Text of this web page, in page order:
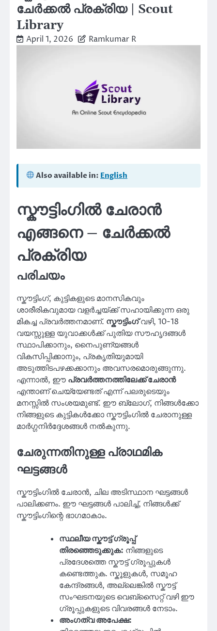
ചേർക്കൽ പ്രക്രിയ | Scout
Library
April 1, 2026 Ramkumar R
Also available in: English
സ്കൗട്ടിംഗിൽ ചേരാൻ
എങ്ങനെ – ചേർക്കൽ
പ്രക്രിയ
പരിചയം
സ്കൗട്ടിംഗ്, കുട്ടികളുടെ മാനസികവും
ശാരീരികവുമായ വളർച്ചയ്ക്ക് സഹായിക്കുന്ന ഒരു
മികച്ച പ്രവർത്തനമാണ്. സ്കൗട്ടിംഗ്വഴി, 10-18
വയസ്സുള്ള യുവാക്കൾക്ക് പുതിയ സൗഹൃദങ്ങൾ
സ്ഥാപിക്കാനും, നൈപുണ്യങ്ങൾ
വികസിപ്പിക്കാനും, പ്രകൃതിയുമായി
അടുത്തിടപഴക്കക്കാനും അവസരമൊരുങ്ങുന്നു.
എന്നാൽ, ഈ പ്രവർത്തനത്തിലേക്ക് ചേരാൻ
എന്താണ് ചെയ്യേണ്ടത് എന്ന് പലരുടെയും
മനസ്സിൽ സംശയമുണ്ട്. ഈ ബ്ലോഗ്, നിങ്ങൾക്കോ
നിങ്ങളുടെ കുട്ടികൾക്കോ സ്കൗട്ടിംഗിൽ ചേരാനുള്ള
മാർഗ്ഗനിർദ്ദേശങ്ങൾ നൽകുന്നു.
ചേരുന്നതിനുള്ള പ്രാഥമിക
ഘട്ടങ്ങൾ
സ്കൗട്ടിംഗിൽ ചേരാൻ, ചില അടിസ്ഥാന ഘട്ടങ്ങൾ
പാലിക്കണം. ഈ ഘട്ടങ്ങൾ പാലിച്ച്, നിങ്ങൾക്ക്
സ്കൗട്ടിംഗിന്റെ ഭാഗമാകാം.
സ്ഥലീയ സ്കൗട്ട് ഗ്രൂപ്പ്
തിരഞ്ഞെടുക്കുക: നിങ്ങളുടെ
പ്രദേശത്തെ സ്കൗട്ട് ഗ്രൂപ്പുകൾ
കണ്ടെത്തുക. സ്കൂളുകൾ, സമൂഹ
കേന്ദ്രങ്ങൾ, അല്ലെങ്കിൽ സ്കൗട്ട്
സംഘടനയുടെ വെബ്സൈറ്റ് വഴി ഈ
ഗ്രൂപ്പുകളുടെ വിവരങ്ങൾ നേടാം.
അംഗത്വ അപേക്ഷ: